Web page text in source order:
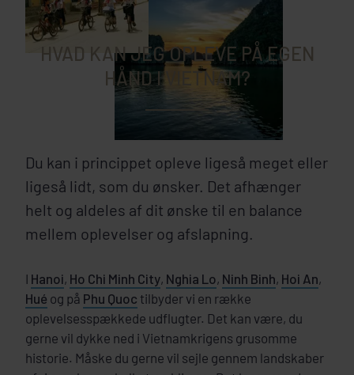
HVAD KAN JEG OPLEVE PÅ EGEN
HÅND I VIETNAM?
Du kan i princippet opleve ligeså meget eller
ligeså lidt, som du ønsker. Det afhænger
helt og aldeles af dit ønske til en balance
mellem oplevelser og afslapning.
I Hanoi, Ho Chi Minh City, Nghia Lo, Ninh Binh, Hoi An,
Hué og på Phu Quoc tilbyder vi en række
oplevelsesspækkede udflugter. Det kan være, du
gerne vil dykke ned i Vietnamkrigens grusomme
historie. Måske du gerne vil sejle gennem landskaber